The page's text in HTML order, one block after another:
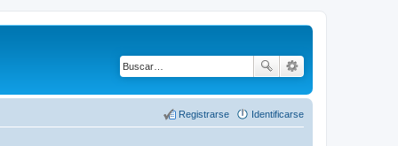
Identificarse
Registrarse